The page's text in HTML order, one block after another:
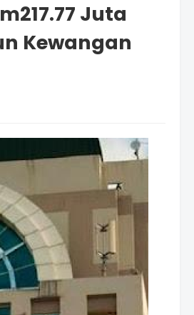
Juta
Kewangan